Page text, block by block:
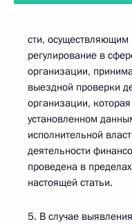
сти,
регулирование в
организации,
выездной проверки
организации,
установленном
исполнительной
деятельности
проведена в
настоящей статьи.
5. В случае